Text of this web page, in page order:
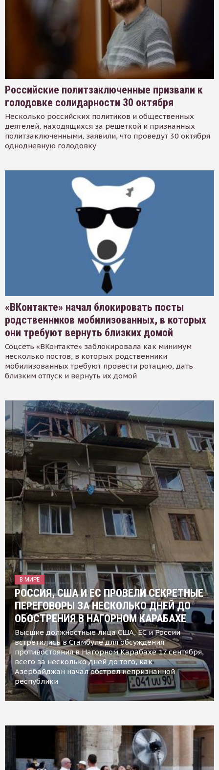
Российские политзаключенные призвали к
голодовке солидарности 30 октября
Несколько российских политиков и общественных
деятелей, находящихся за решеткой и признанных
политзаключенными, заявили, что проведут 30 октября
однодневную голодовку
«ВКонтакте» начал блокировать посты
родственников мобилизованных, в которых
они требуют вернуть близких домой
Соцсеть «ВКонтакте» заблокировала как минимум
несколько постов, в которых родственники
мобилизованных требуют провести ротацию, дать
близким отпуск и вернуть их домой
В МИРЕ
РОССИЯ, США И ЕС ПРОВЕЛИ СЕКРЕТНЫЕ
ПЕРЕГОВОРЫ ЗА НЕСКОЛЬКО ДНЕЙ ДО
ОБОСТРЕНИЯ В НАГОРНОМ КАРАБАХЕ
Высшие должностные лица США, ЕС и России
встретились в Стамбуле для обсуждения
противостояния в Нагорном Карабахе 17 сентября,
всего за несколько дней до того, как
Азербайджан начал обстрел непризнанной
республики